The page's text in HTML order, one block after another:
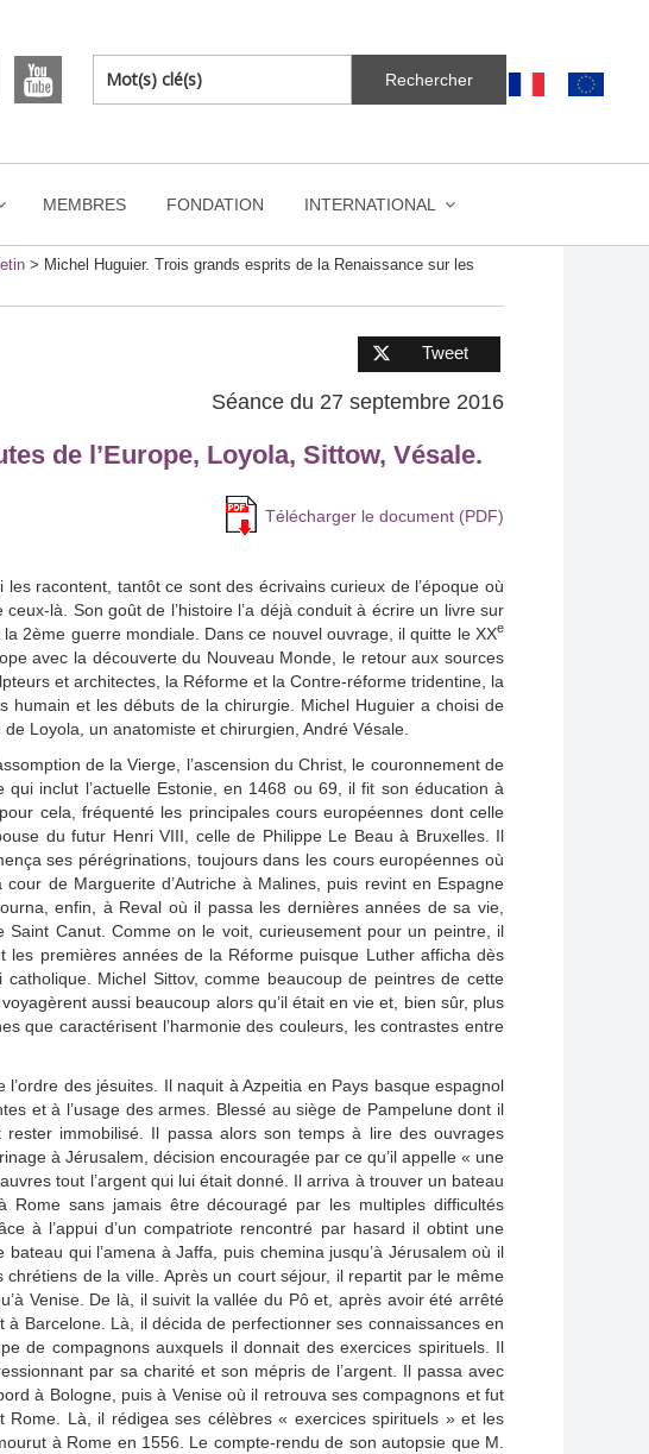
MEMBRES FONDATION INTERNATIONAL
> Michel Huguier. Trois grands esprits de la Renaissance sur les
Tweet
Séance du 27 septembre 2016
de l’Europe, Loyola, Sittow, Vésale.
Télécharger le document (PDF)
racontent, tantôt ce sont des écrivains curieux de l’époque où
là. Son goût de l’histoire l’a déjà conduit à écrire un livre sur
2ème guerre mondiale. Dans ce nouvel ouvrage, il quitte le XXe
avec la découverte du Nouveau Monde, le retour aux sources
et architectes, la Réforme et la Contre-réforme tridentine, la
humain et les débuts de la chirurgie. Michel Huguier a choisi de
Loyola, un anatomiste et chirurgien, André Vésale.
de la Vierge, l’ascension du Christ, le couronnement de
inclut l’actuelle Estonie, en 1468 ou 69, il fit son éducation à
cela, fréquenté les principales cours européennes dont celle
du futur Henri VIII, celle de Philippe Le Beau à Bruxelles. Il
ses pérégrinations, toujours dans les cours européennes où
de Marguerite d’Autriche à Malines, puis revint en Espagne
enfin, à Reval où il passa les dernières années de sa vie,
Canut. Comme on le voit, curieusement pour un peintre, il
premières années de la Réforme puisque Luther afficha dès
Michel Sittov, comme beaucoup de peintres de cette
aussi beaucoup alors qu’il était en vie et, bien sûr, plus
que caractérisent l’harmonie des couleurs, les contrastes entre
des jésuites. Il naquit à Azpeitia en Pays basque espagnol
et à l’usage des armes. Blessé au siège de Pampelune dont il
immobilisé. Il passa alors son temps à lire des ouvrages
à Jérusalem, décision encouragée par ce qu’il appelle « une
tout l’argent qui lui était donné. Il arriva à trouver un bateau
sans jamais être découragé par les multiples difficultés
à l’appui d’un compatriote rencontré par hasard il obtint une
qui l’amena à Jaffa, puis chemina jusqu’à Jérusalem où il
de la ville. Après un court séjour, il repartit par le même
Venise. De là, il suivit la vallée du Pô et, après avoir été arrêté
Barcelone. Là, il décida de perfectionner ses connaissances en
de compagnons auxquels il donnait des exercices spirituels. Il
par sa charité et son mépris de l’argent. Il passa avec
à Bologne, puis à Venise où il retrouva ses compagnons et fut
Là, il rédigea ses célèbres « exercices spirituels » et les
à Rome en 1556. Le compte-rendu de son autopsie que M.